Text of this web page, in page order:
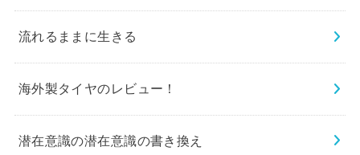
流れるままに生きる
海外製タイヤのレビュー！
潜在意識の潜在意識の書き換え